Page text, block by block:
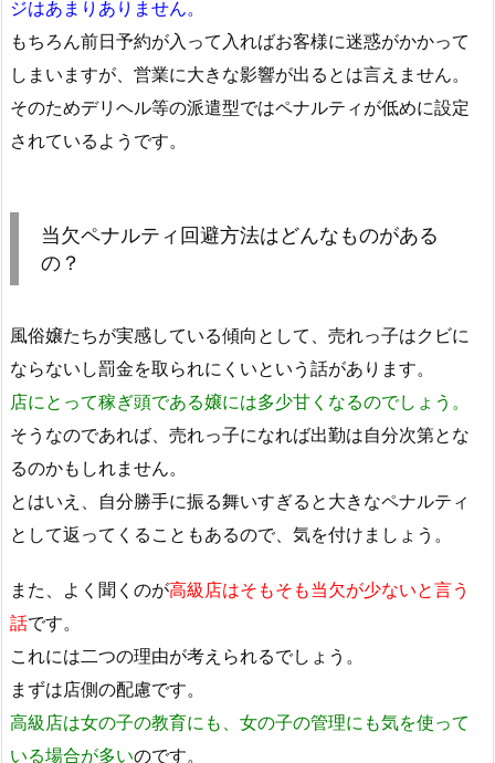
ジはあまりありません。
もちろん前日予約が入って入ればお客様に迷惑がかかって
しまいますが、営業に大きな影響が出るとは言えません。
そのためデリヘル等の派遣型ではペナルティが低めに設定
されているようです。
当欠ペナルティ回避方法はどんなものがある
の？
風俗嬢たちが実感している傾向として、売れっ子はクビに
ならないし罰金を取られにくいという話があります。
店にとって稼ぎ頭である嬢には多少甘くなるのでしょう。
そうなのであれば、売れっ子になれば出勤は自分次第とな
るのかもしれません。
とはいえ、自分勝手に振る舞いすぎると大きなペナルティ
として返ってくることもあるので、気を付けましょう。
また、よく聞くのが高級店はそもそも当欠が少ないと言う
話です。
これには二つの理由が考えられるでしょう。
まずは店側の配慮です。
高級店は女の子の教育にも、女の子の管理にも気を使って
いる場合が多いのです。